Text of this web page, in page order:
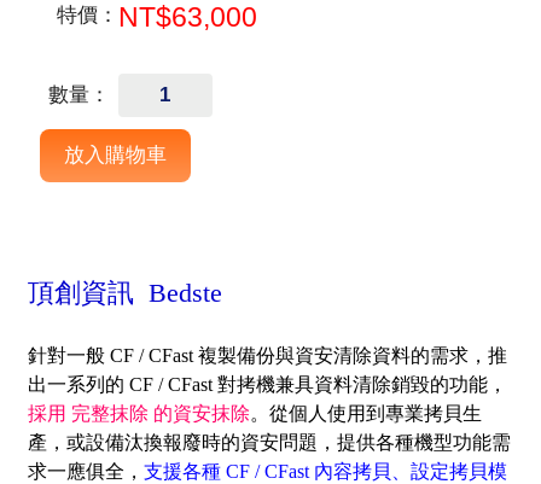
特價： NT$63,000
數量：
頂創資訊 Bedste
針對一般 CF / CFast 複製備份與資安清除資料的需求，推
出一系列的 CF / CFast 對拷機兼具資料清除銷毀的功能，
採用 完整抹除 的資安抹除。從個人使用到專業拷貝生
產，或設備汰換報廢時的資安問題，提供各種機型功能需
求一應俱全， 支援各種 CF / CFast 內容拷貝、設定拷貝模